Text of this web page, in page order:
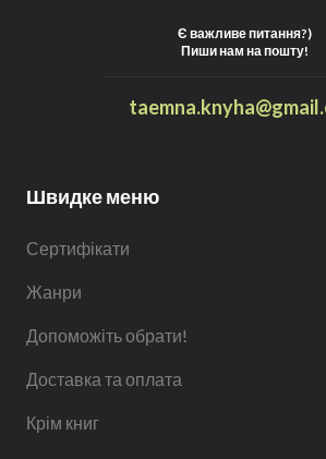
Є важливе питання?)
Пиши нам на пошту!
t
Швидке меню
Сертифікати
Жанри
Допоможіть обрати!
Доставка та оплата
Крім книг